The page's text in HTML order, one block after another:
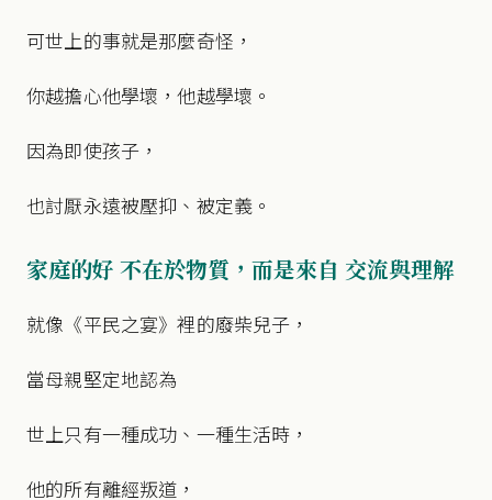
可世上的事就是那麼奇怪，
你越擔心他學壞，他越學壞。
因為即使孩子，
也討厭永遠被壓抑、被定義。
家庭的好 不在於物質，而是來自 交流與理解
就像《平民之宴》裡的廢柴兒子，
當母親堅定地認為
世上只有一種成功、一種生活時，
他的所有離經叛道，